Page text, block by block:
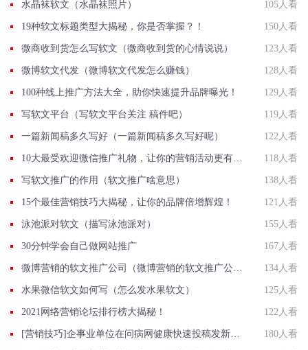
水晶袜软文（水晶袜照片） 105人看
19种软文标题类型大揭秘，你是否掌握？！ 150人看
微商收到货怎么写软文（微商收到货的心情说说） 123人看
微博软文代发（微博软文代发怎么赚钱） 128人看
100种线上推广方法大全，助你快速提升品牌曝光！ 129人看
写软文平台（写软文平台关注 稿件吧） 119人看
一篇新闻稿多久写好（一篇新闻稿多久写好呢） 122人看
10大最受欢迎微信推广礼物，让你的营销活动更有吸引力！ 118人看
写软文推广的作用（软文推广啥意思） 138人看
15个最佳营销技巧大揭秘，让你的品牌倍增辉煌！ 121人看
泳池派对软文（描写泳池派对） 155人看
30分钟学会自己做网站推广 167人看
微博营销的软文推广公司（微博营销的软文推广公司可靠吗） 134人看
水果微信软文如何写（怎么发水果软文） 125人看
2021网络营销论坛排行榜大揭秘！ 122人看
[营销技巧]企事业单位在问病网健康快速投稿发新闻联系方法智慧新闻平台入口 180人看